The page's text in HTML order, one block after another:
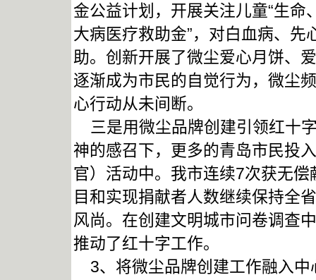
金公益计划，开展关注儿童“生命
大病医疗救助金”，对白血病、
助。创新开展了微尘爱心月饼、
逐渐成为市民的自觉行为，微尘
心行动从未间断。
三是用微尘品牌创建引领红十
神的感召下，更多的青岛市民投
官）活动中。我市连续7次获无
目和实现捐献者人数继续保持全
风尚。在创建文明城市问卷调查
推动了红十字工作。
3、将微尘品牌创建工作融入中